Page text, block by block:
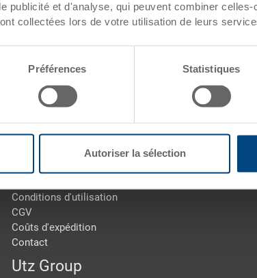
publicité et d'analyse, qui peuvent combiner
collectées lors de votre utilisation de leurs
Préférences Statistiques
Autoriser la sélection
ESD - 0 Produits trouvés
Conditions générales de vente
Conditions d'utilisation
CGV
Coûts d'expédition
Contact
Utz Group